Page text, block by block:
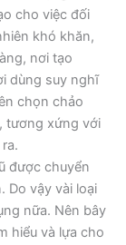
cho việc đối
khó khăn,
nơi tạo
dùng suy nghĩ
chọn chảo
tương xứng với
được chuyển
Do vậy vài loại
nữa. Nên bây
hiểu và lựa cho